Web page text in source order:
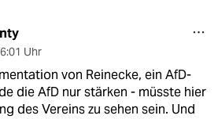
Uhr
von Reinecke, ein AfD-
die AfD nur stärken - müsste hier
des Vereins zu sehen sein. Und